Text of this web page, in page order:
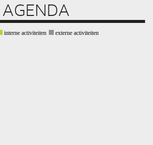
AGENDA
interne activiteiten externe activiteiten